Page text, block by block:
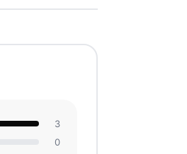
3
0